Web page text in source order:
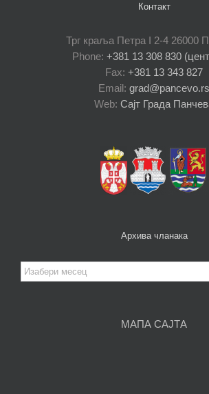
Контакт
Трг краља Петра I 2-4 26000
Phone: +381 13 308 830
Fax: +381 13 343 827
Email: grad@pancevo.rs
Web: Сајт Града
Архива чланака
Архива
чланака
МАПА САЈТА